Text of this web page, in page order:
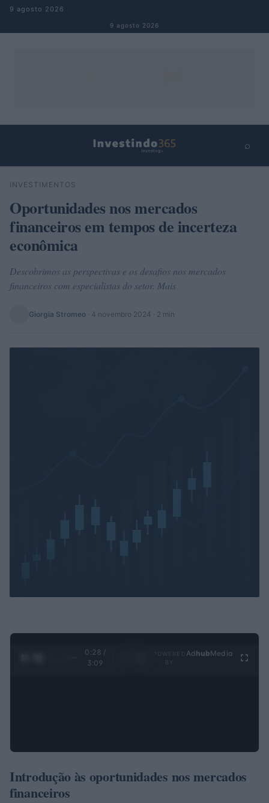
Pular para o conteúdo
9 agosto 2026
9 agosto 2026
⌕
Buscar
INVESTIMENTOS
Oportunidades nos mercados
financeiros em tempos de incerteza
econômica
Descobrimos as perspectivas e os desafios nos mercados
financeiros com especialistas do setor. Mais
Giorgia Stromeo · 4 novembro 2024 · 2 min
0:29 /
3:09
Ad hubMedia
Introdução às oportunidades nos mercados
financeiros